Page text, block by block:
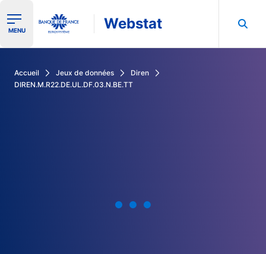
Ouvrir le menu de navigation
MENU Webstat
Accueil Jeux de données
Diren
DIREN.M.R22.DE.UL.DF.03.N.BE.TT